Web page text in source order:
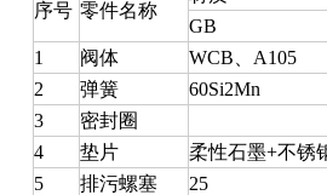
序号 零件名称
GB
1
阀体 WCB、A105
2
弹簧 60Si2Mn
3
密封圈
4
垫片 柔性石墨+不锈
5
排污螺塞 25